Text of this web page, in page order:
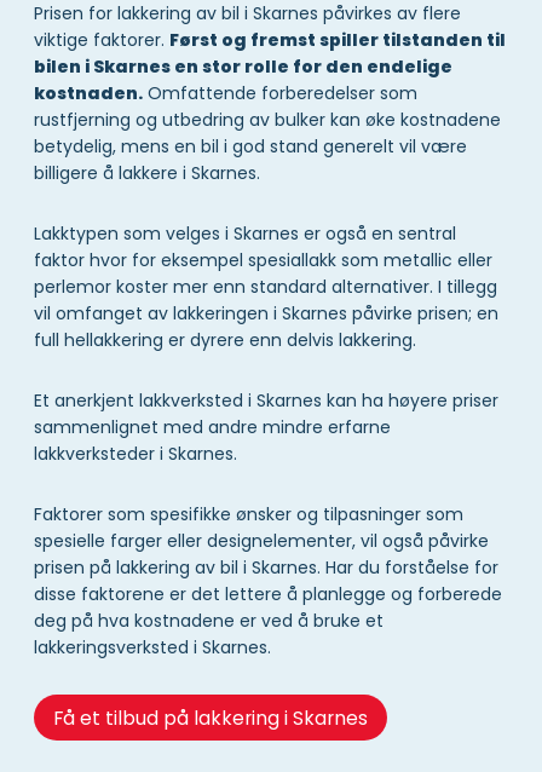
Prisen for lakkering av bil i Skarnes påvirkes av flere
viktige faktorer. Først og fremst spiller tilstanden til
bilen i Skarnes en stor rolle for den endelige
kostnaden. Omfattende forberedelser som
rustfjerning og utbedring av bulker kan øke kostnadene
betydelig, mens en bil i god stand generelt vil være
billigere å lakkere i Skarnes.
Lakktypen som velges i Skarnes er også en sentral
faktor hvor for eksempel spesiallakk som metallic eller
perlemor koster mer enn standard alternativer. I tillegg
vil omfanget av lakkeringen i Skarnes påvirke prisen; en
full hellakkering er dyrere enn delvis lakkering.
Et anerkjent lakkverksted i Skarnes kan ha høyere priser
sammenlignet med andre mindre erfarne
lakkverksteder i Skarnes.
Faktorer som spesifikke ønsker og tilpasninger som
spesielle farger eller designelementer, vil også påvirke
prisen på lakkering av bil i Skarnes. Har du forståelse for
disse faktorene er det lettere å planlegge og forberede
deg på hva kostnadene er ved å bruke et
lakkeringsverksted i Skarnes.
Få et tilbud på lakkering i Skarnes